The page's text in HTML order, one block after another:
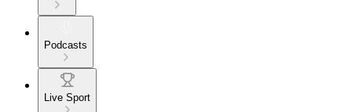
Podcasts
Live Sport